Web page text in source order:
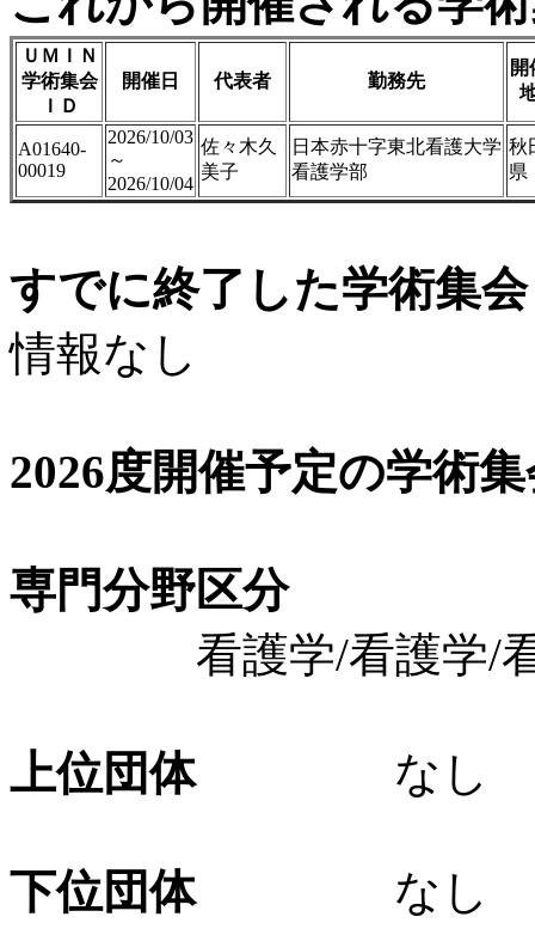
ＵＭＩＮ
学術集会
ＩＤ
開催日 代表者 勤務先
開
A01640-
00019
2026/10/03
～
2026/10/04
佐々木久
美子
日本赤十字東北看護大学
看護学部
秋
県
すでに終了した学術集
情報なし
2026度開催予定の学術
専門分野区分
看護学/看護学/看
上位団体なし
下位団体なし